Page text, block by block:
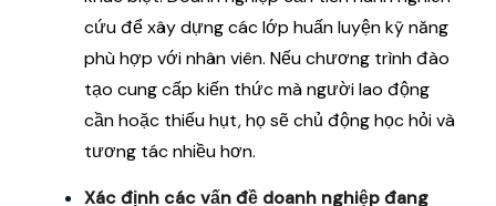
cứu để xây dựng các lớp huấn luyện kỹ năng
phù hợp với nhân viên. Nếu chương trình đào
tạo cung cấp kiến thức mà người lao động
cần hoặc thiếu hụt, họ sẽ chủ động học hỏi và
tương tác nhiều hơn.
Xác định các vấn đề doanh nghiệp đang